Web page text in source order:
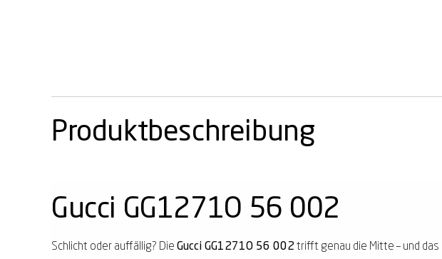
Produktbeschreibung
Gucci GG1271O 56 002
Schlicht oder auffällig? Die Gucci GG1271O 56 002 trifft genau die Mitte – und das